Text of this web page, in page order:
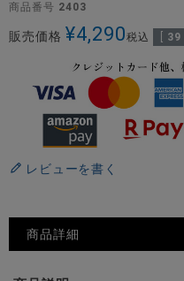
商品番号 2403
販売価格 ¥4,290税込 39
レビューを書く
商品詳細